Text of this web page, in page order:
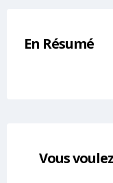
En Résumé
Vous